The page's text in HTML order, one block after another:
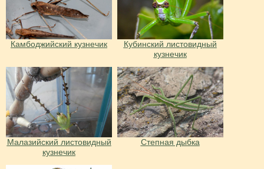
Камбоджийский кузнечик
Кубинский листовидный
кузнечик
Малазийский листовидный
кузнечик
Степная дыбка